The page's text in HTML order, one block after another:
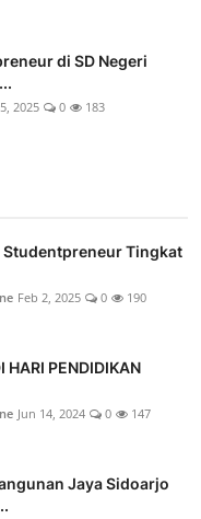
di SD Negeri
2025 0 183
Tingkat
Feb 2, 2025 0 190
HARI PENDIDIKAN
Jun 14, 2024 0 147
Jaya Sidoarjo